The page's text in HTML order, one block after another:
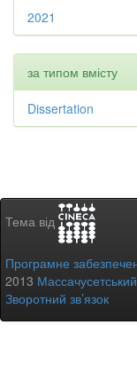
2021
за типом вмісту
Dissertation
Тема від
Програмне
2013
Зворотний зв’язок